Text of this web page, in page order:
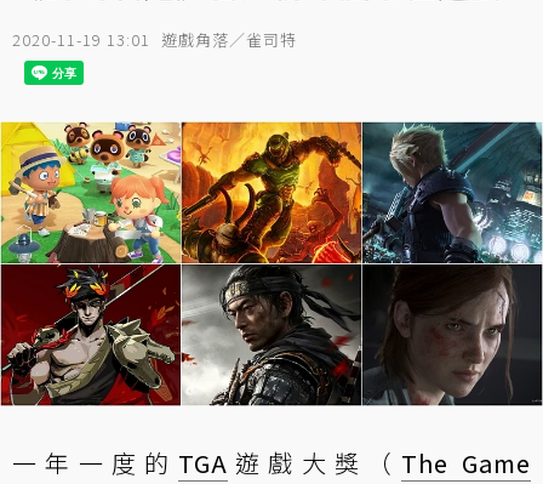
2020-11-19 13:01 遊戲角落／雀司特
一年一度的 TGA 遊戲大獎（ The Game